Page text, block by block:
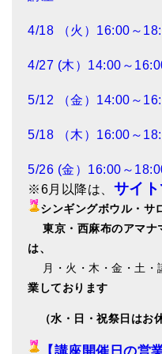
4/18 （火）16:00～
4/27 (木）14:00～
5/12 （金）14:00～
5/18 （木）16:00～
5/26 (金）16:00～
※6月以降は、 サイ
シンギングボウル・サ
東京・西麻布のアマナ
は、
月・火・木・金・土・
業しております
（水・日・祝祭日はお